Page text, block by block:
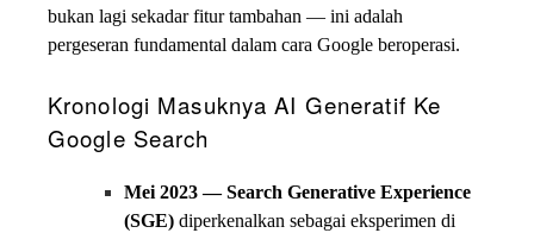
bukan lagi sekadar fitur tambahan — ini adalah
pergeseran fundamental dalam cara Google beroperasi.
Kronologi Masuknya AI Generatif Ke
Google Search
Mei 2023 — Search Generative Experience
(SGE) diperkenalkan sebagai eksperimen di